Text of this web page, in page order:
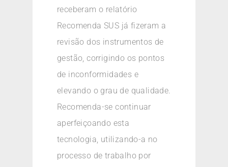
receberam o relatório
Recomenda SUS já fizeram a
revisão dos instrumentos de
gestão, corrigindo os pontos
de inconformidades e
elevando o grau de qualidade.
Recomenda-se continuar
aperfeiçoando esta
tecnologia, utilizando-a no
processo de trabalho por